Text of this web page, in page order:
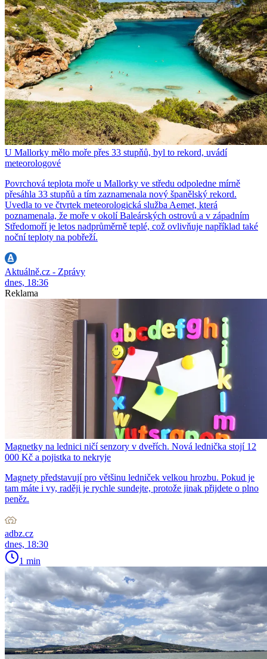
U Mallorky mělo moře přes 33 stupňů, byl to rekord, uvádí
meteorologové
Povrchová teplota moře u Mallorky ve středu odpoledne mírně
přesáhla 33 stupňů a tím zaznamenala nový španělský rekord.
Uvedla to ve čtvrtek meteorologická služba Aemet, která
poznamenala, že moře v okolí Baleárských ostrovů a v západním
Středomoří je letos nadprůměrně teplé, což ovlivňuje například také
noční teploty na pobřeží.
Aktuálně.cz - Zprávy
dnes, 18:36
Reklama
Magnetky na lednici ničí senzory v dveřích. Nová lednička stojí 12
000 Kč a pojistka to nekryje
Magnety představují pro většinu ledniček velkou hrozbu. Pokud je
tam máte i vy, raději je rychle sundejte, protože jinak přijdete o plno
peněz.
adbz.cz
dnes, 18:30
1 min